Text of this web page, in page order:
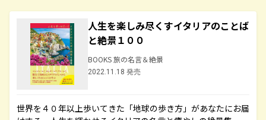
人生を楽しみ尽くすイタリアのことば
と絶景１００
BOOKS 旅の名言＆絶景
2022.11.18 発売
世界を４０年以上歩いてきた「地球の歩き方」があなたにお届